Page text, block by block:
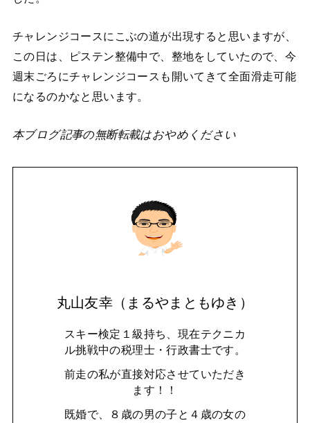
チャレンジコースにこぶの道が出現すると思いますが、
この日は、ピステン整備中で、整地をしていたので、今
週末ごろにチャレンジコースも開いてきて全面滑走可能
になるのかなと思います。
本ブログ記事の無断転載はおやめください
丸山友幸（まるやまともゆき）
スキー検定１級持ち、現在テクニカ
ル挑戦中の税理士・行政書士です。
前走の私が直接対応させていただき
ます！！
既婚で、８歳の男の子と４歳の女の